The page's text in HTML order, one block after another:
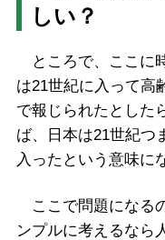
しい？
ところで、ここに
は21世紀に入って高
で報じられたとした
ば、日本は21世紀つ
入ったという意味に
ここで問題になる
ンプルに考えるなら